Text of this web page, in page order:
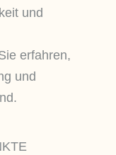
und
erfahren,
und